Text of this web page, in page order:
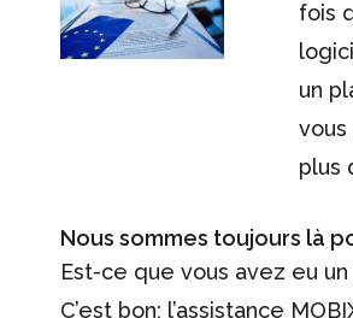
fois
un
vous
plus
Nous sommes toujours là
Est-ce que vous avez eu
C’est bon; l’assistance